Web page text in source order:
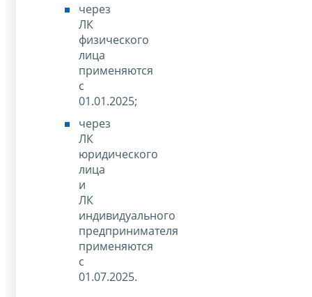
через
ЛК
физического
лица
применяются
с
01.01.2025;
через
ЛК
юридического
лица
и
ЛК
индивидуального
предпринимателя
применяются
с
01.07.2025.